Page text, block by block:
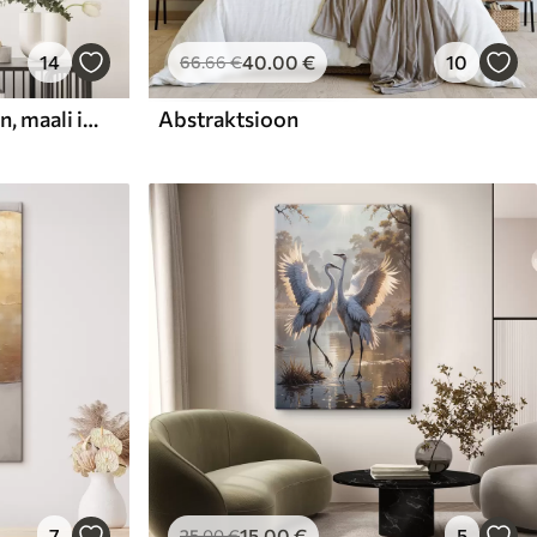
14
Abstraktne kompositsioon, maali imitatsioon
66.66€40.00€ 10
Abstraktsioon